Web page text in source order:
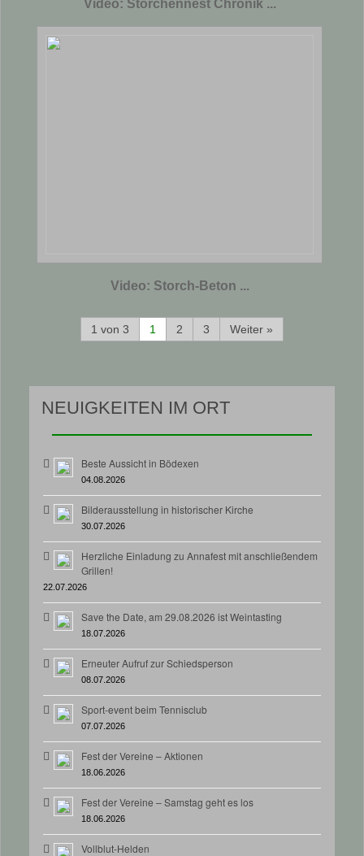
Video: Storchennest Chronik ...
Video: Storch-Beton ...
1 von 3 1 2 3 Weiter »
NEUIGKEITEN IM ORT
Beste Aussicht in Bödexen
04.08.2026
Bilderausstellung in historischer Kirche
30.07.2026
Herzliche Einladung zu Annafest mit anschließendem
Grillen!
22.07.2026
Save the Date, am 29.08.2026 ist Weintasting
18.07.2026
Erneuter Aufruf zur Schiedsperson
08.07.2026
Sport-event beim Tennisclub
07.07.2026
Fest der Vereine – Aktionen
18.06.2026
Fest der Vereine – Samstag geht es los
18.06.2026
Vollblut-Helden